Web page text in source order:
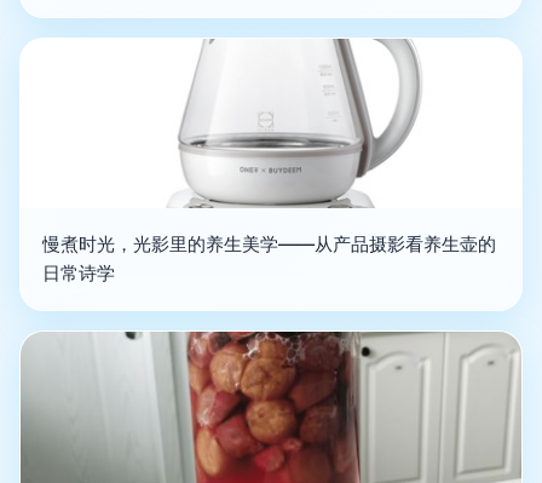
慢煮时光，光影里的养生美学——从产品摄影看养生壶的
日常诗学